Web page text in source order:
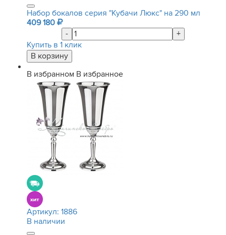
Набор бокалов серия "Кубачи Люкс" на 290 мл
409 180
-
+
Купить в 1 клик
В избранном В избранное
Артикул: 1886
В наличии